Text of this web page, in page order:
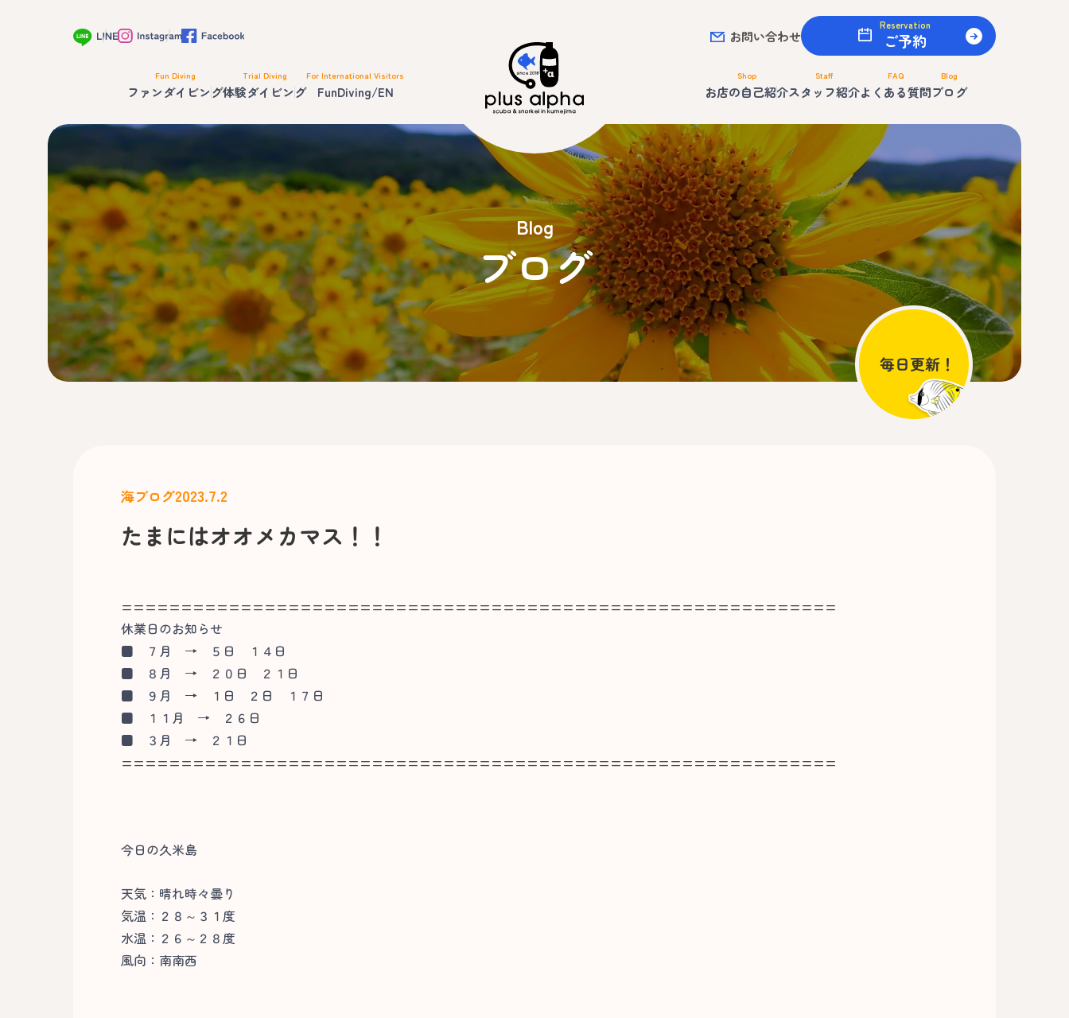
お問い合わせ
Reservation
ご予約
Fun Diving
ファンダイビング
Trial Diving
体験ダイビング
For International Visitors
FunDiving/EN
Shop
お店の自己紹介
Staff
スタッフ紹介
FAQ
よくある質問
Blog
ブログ
Blog
ブログ
海ブログ2023.7.2
たまにはオオメカマス！！
============================================================
休業日のお知らせ
■ ７月 → ５日 １４日
■ ８月 → ２０日 ２１日
■ ９月 → １日 ２日 １７日
■ １１月 → ２６日
■ ３月 → ２１日
============================================================
今日の久米島
天気：晴れ時々曇り
気温：２８～３１度
水温：２６～２８度
風向：南南西